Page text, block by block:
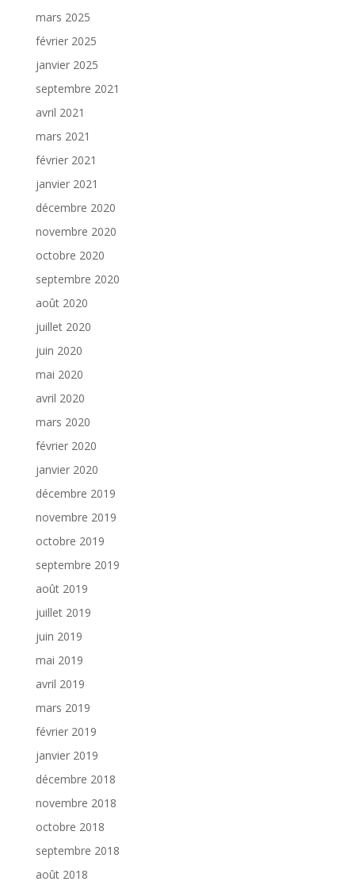
mars 2025
février 2025
janvier 2025
septembre 2021
avril 2021
mars 2021
février 2021
janvier 2021
décembre 2020
novembre 2020
octobre 2020
septembre 2020
août 2020
juillet 2020
juin 2020
mai 2020
avril 2020
mars 2020
février 2020
janvier 2020
décembre 2019
novembre 2019
octobre 2019
septembre 2019
août 2019
juillet 2019
juin 2019
mai 2019
avril 2019
mars 2019
février 2019
janvier 2019
décembre 2018
novembre 2018
octobre 2018
septembre 2018
août 2018